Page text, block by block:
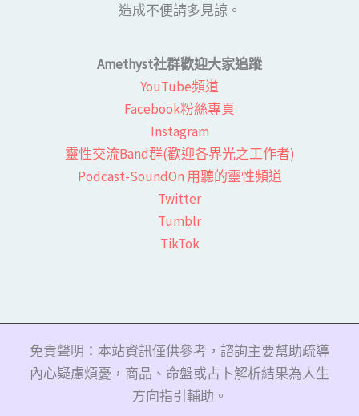
造成不便請多見諒。
Amethyst社群歡迎大家追蹤
YouTube頻道
Facebook粉絲專頁​
Instagram
靈性交流Band群(歡迎各界光之工作者)​
Podcast-SoundOn 用聽的靈性頻道
​Twitter
Tumblr
TikTok
免責聲明：本站資訊僅供參考，諮詢主要幫助疏導
內心疑慮煩憂，商品、命盤或占卜解析結果為人生
方向指引輔助。